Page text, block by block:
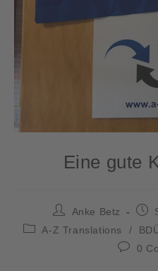
Eine gute
Anke Betz
A-Z Translations
/
0